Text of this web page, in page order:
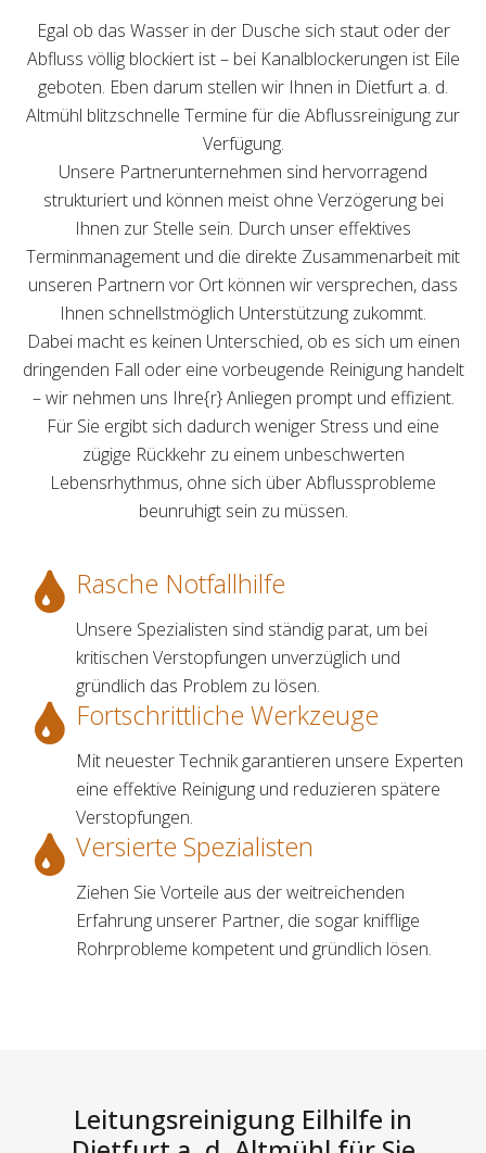
Egal ob das Wasser in der Dusche sich staut oder der
Abfluss völlig blockiert ist – bei Kanalblockerungen ist Eile
geboten. Eben darum stellen wir Ihnen in Dietfurt a. d.
Altmühl blitzschnelle Termine für die Abflussreinigung zur
Verfügung.
Unsere Partnerunternehmen sind hervorragend
strukturiert und können meist ohne Verzögerung bei
Ihnen zur Stelle sein. Durch unser effektives
Terminmanagement und die direkte Zusammenarbeit mit
unseren Partnern vor Ort können wir versprechen, dass
Ihnen schnellstmöglich Unterstützung zukommt.
Dabei macht es keinen Unterschied, ob es sich um einen
dringenden Fall oder eine vorbeugende Reinigung handelt
– wir nehmen uns Ihre{r} Anliegen prompt und effizient.
Für Sie ergibt sich dadurch weniger Stress und eine
zügige Rückkehr zu einem unbeschwerten
Lebensrhythmus, ohne sich über Abflussprobleme
beunruhigt sein zu müssen.
Rasche Notfallhilfe
Unsere Spezialisten sind ständig parat, um bei
kritischen Verstopfungen unverzüglich und
gründlich das Problem zu lösen.
Fortschrittliche Werkzeuge
Mit neuester Technik garantieren unsere Experten
eine effektive Reinigung und reduzieren spätere
Verstopfungen.
Versierte Spezialisten
Ziehen Sie Vorteile aus der weitreichenden
Erfahrung unserer Partner, die sogar knifflige
Rohrprobleme kompetent und gründlich lösen.
Leitungsreinigung Eilhilfe in